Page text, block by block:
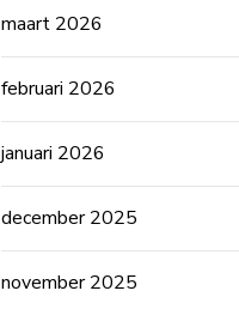
maart 2026
februari 2026
januari 2026
december 2025
november 2025